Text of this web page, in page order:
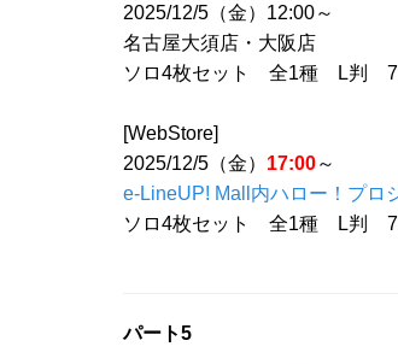
2025/12/5（金）12:00～
名古屋大須店・大阪店
ソロ4枚セット 全1種 L判
[WebStore]
2025/12/5（金） 17:00～
e-LineUP! Mall内ハロー！プロ
ソロ4枚セット 全1種 L判
パート5